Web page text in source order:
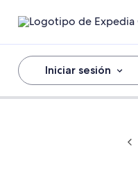
Iniciar sesión